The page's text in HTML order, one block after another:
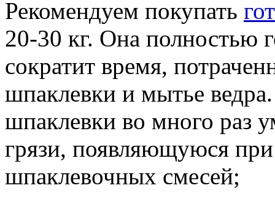
Рекомендуем покупать
20-30 кг. Она полностью
сократит время,
шпаклевки и мытье
шпаклевки во много раз
грязи, появляющуюся при
шпаклевочных смесей;